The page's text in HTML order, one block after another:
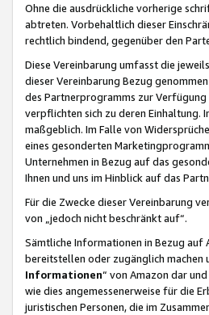
Ohne die ausdrückliche vorherige
abtreten. Vorbehaltlich dieser
rechtlich bindend, gegenüber den
Diese Vereinbarung umfasst die
dieser Vereinbarung Bezug
des Partnerprogramms zur
verpflichten sich zu deren Einhaltung.
maßgeblich. Im Falle von
eines gesonderten
Unternehmen in Bezug auf das
Ihnen und uns im Hinblick auf das
Für die Zwecke dieser Vereinbarung
von „jedoch nicht beschränkt auf“.
Sämtliche Informationen in Bezug auf
bereitstellen oder zugänglich machen
Informationen“ von Amazon dar
wie dies angemessenerweise für die
juristischen Personen, die im